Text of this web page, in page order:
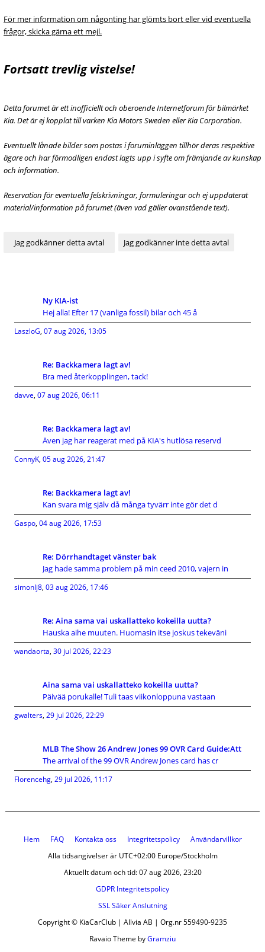
För mer information om någonting har glömts bort eller vid eventuella
frågor, skicka gärna ett mejl.
Fortsatt trevlig vistelse!
Detta forumet är ett inofficiellt och oberoende Internetforum för bilmärket
Kia. Det är ej kopplat till varken Kia Motors Sweden eller Kia Corporation.
Eventuellt lånade bilder som postas i foruminläggen tillhör deras respektive
ägare och har förmodligen endast lagts upp i syfte om främjande av kunskap
och information.
Reservation för eventuella felskrivningar, formuleringar och ej uppdaterat
material/information på forumet (även vad gäller ovanstående text).
Ny KIA-ist
Hej alla! Efter 17 (vanliga fossil) bilar och 45 å
LaszloG, 07 aug 2026, 13:05
Re: Backkamera lagt av!
Bra med återkopplingen, tack!
davve, 07 aug 2026, 06:11
Re: Backkamera lagt av!
Även jag har reagerat med på KIA's hutlösa reservd
ConnyK, 05 aug 2026, 21:47
Re: Backkamera lagt av!
Kan svara mig själv då många tyvärr inte gör det d
Gaspo, 04 aug 2026, 17:53
Re: Dörrhandtaget vänster bak
Jag hade samma problem på min ceed 2010, vajern in
simonlj8, 03 aug 2026, 17:46
Re: Aina sama vai uskallatteko kokeilla uutta?
Hauska aihe muuten. Huomasin itse joskus tekeväni
wandaorta, 30 jul 2026, 22:23
Aina sama vai uskallatteko kokeilla uutta?
Päivää porukalle! Tuli taas viikonloppuna vastaan
gwalters, 29 jul 2026, 22:29
MLB The Show 26 Andrew Jones 99 OVR Card Guide:Att
The arrival of the 99 OVR Andrew Jones card has cr
Florencehg, 29 jul 2026, 11:17
Hem FAQ Kontakta oss Integritetspolicy
Användarvillkor
Alla tidsangivelser är UTC+02:00 Europe/Stockholm
Aktuellt datum och tid: 07 aug 2026, 23:20
GDPR Integritetspolicy
SSL Säker Anslutning
Copyright © KiaCarClub | Allvia AB | Org.nr 559490-9235
Ravaio Theme byGramziu